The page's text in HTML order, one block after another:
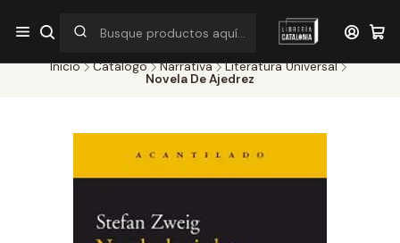
¡Por pocos días! Despacho a $1.000 en RM por compras sobre
$38.000
Inicio Catálogo Narrativa
Literatura Universal
Novela De Ajedrez